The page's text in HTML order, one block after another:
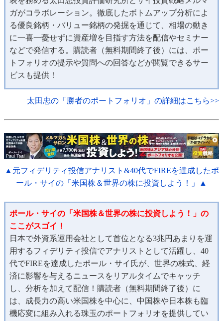
ガがコラボレーション。徹底したボトムアップ分析によ
る優良銘柄・バリュー銘柄の発掘を通じて、相場の動き
に一喜一憂せずに資産増を目指す方法を配信やセミナー
などで発信する。購読者（無料期間終了後）には、ポー
トフォリオの提示や質問への回答などが閲覧できるサー
ビスも提供！
太田忠の「勝者のポートフォリオ」の詳細はこちら>>
▲元フィデリティ投信アナリスト&40代でFIREを達成したポ
ール・サイの「米国株＆世界の株に投資しよう！」▲
ポール・サイの「米国株＆世界の株に投資しよう！」の
ここがスゴイ！
日本で外資系運用会社として首位となる3兆円あまりを運
用するフィデリティ投信でアナリストとして活躍し、40
代でFIREを達成したポール・サイ氏が、世界の株式、経
済に影響を与えるニュースをリアルタイムでキャッチ
し、分析を加えて配信！購読者（無料期間終了後）に
は、成長力の高い米国株を中心に、中国株や日本株も臨
機応変に組み入れる珠玉のポートフォリオを提供してい